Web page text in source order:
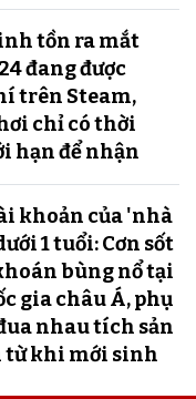
tồn ra mắt
đang được
trên Steam,
chỉ có thời
hạn để nhận
khoản của 'nhà
1 tuổi: Cơn sốt
bùng nổ tại
gia châu Á, phụ
nhau tích sản
từ khi mới sinh